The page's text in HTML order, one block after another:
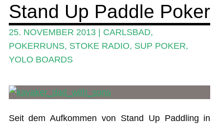
SUP-Events
Ratgeber
Das Magazin
Stand Up Paddle Poker
25. NOVEMBER 2013| CARLSBAD,
POKERRUNS, STOKE RADIO, SUP POKER,
YOLO BOARDS
Seit dem Aufkommen von Stand Up Paddling in